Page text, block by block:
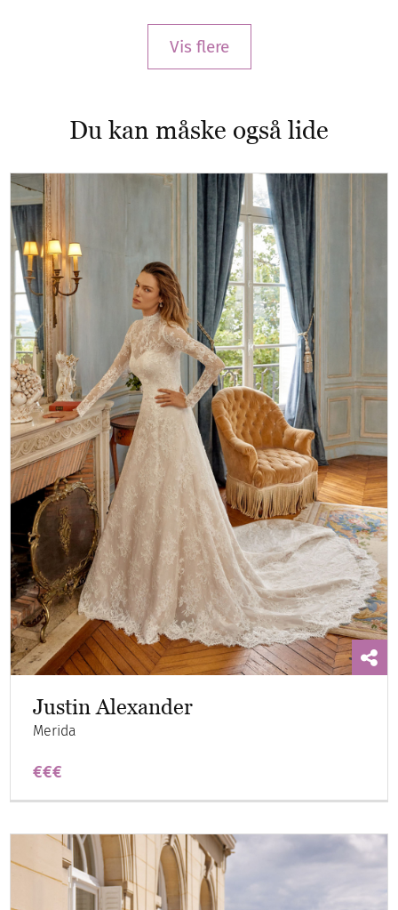
Vis flere
Du kan måske også lide
Justin Alexander
Merida
€€€